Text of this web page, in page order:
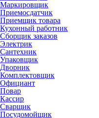
Маркировщик
Приемосдатчик
Приемщик товара
Кухонный работник
Сборщик заказов
Электрик
Сантехник
Упаковщик
Дворник
Комплектовщик
Официант
Повар
Кассир
Сварщик
Посудомойщик